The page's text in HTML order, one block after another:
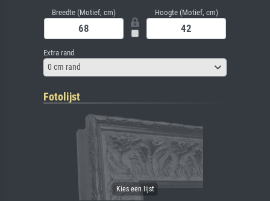
Breedte (Motief, cm) Hoogte (Motief, cm)
Extra rand
0 cm rand
Fotolijst